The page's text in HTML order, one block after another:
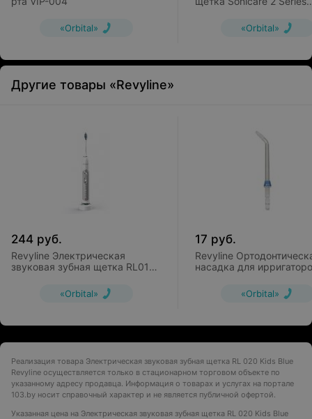
«Orbital» «Orbital»
Другие товары «Revyline»
244 руб.
Revyline Электрическая
звуковая зубная щетка RL010
«Orbital»
17 руб.
Revyline
насадка для
«Orbital»
Реализация товара Электрическая звуковая зубная щетка RL 020 Kids Blue
Revyline осуществляется только в стационарном торговом объекте по
указанному адресу продавца. Информация о товарах и услугах на портале
103.by носит справочный характер и не является публичной офертой.
Указанная цена на Электрическая звуковая зубная щетка RL 020 Kids Blue